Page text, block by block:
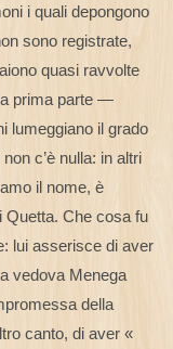
i quali depongono
sono registrate,
quasi ravvolte
prima parte —
lumeggiano il grado
c’è nulla: in altri
il nome, è
Quetta. Che cosa fu
lui asserisce di aver
vedova Menega
della
canto, di aver «